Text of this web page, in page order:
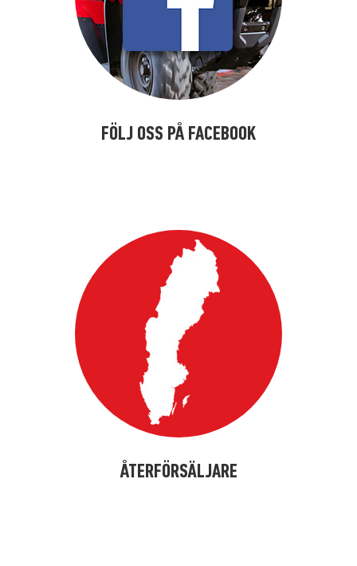
FÖLJ OSS PÅ FACEBOOK
ÅTERFÖRSÄLJARE